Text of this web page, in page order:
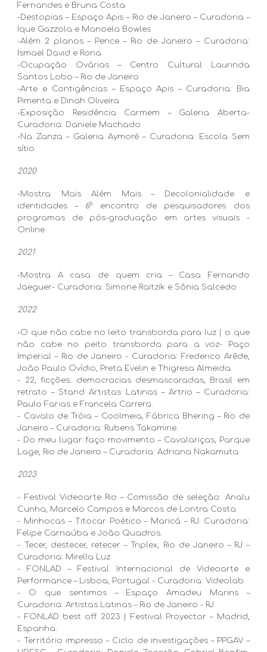
Fernandes e Bruna Costa
-Destopias – Espaço Apis – Rio de Janeiro – Curadoria –
Ique Gazzola e Manoela Bowles
-Além 2 planos – Pence – Rio de Janeiro – Curadoria:
Ismael David e Rona
-Ocupação Ovárias – Centro Cultural Laurinda
Santos Lobo – Rio de Janeiro
-Arte e Contigências – Espaço Apis – Curadoria: Bia
Pimenta e Dinah Oliveira
-Exposição Residência Carmem – Galeria Aberta-
Curadoria: Daniele Machado
-Na Zanza – Galeria Aymoré – Curadoria: Escola Sem
sítio
2020
-Mostra Mais Além Mais – Decolonialidade e
identidades – 6º encontro de pesquisadores dos
programas de pós-graduação em artes visuais -
Online
2021
-Mostra A casa de quem cria – Casa Fernando
Jaeguer- Curadoria: Simone Raitzik e Sônia Salcedo
2022
-O que não cabe no leito transborda para luz | o que
não cabe no peito transborda para a voz- Paço
Imperial – Rio de Janeiro - Curadoria: Frederico Arêde,
João Paulo Ovídio, Preta Evelin e Thigresa Almeida.
- 22, ficções: democracias desmascaradas, Brasil em
retrato – Stand Artistas Latinas – Artrio – Curadoria:
Paulo Farias e Francela Carrera.
- Cavalo de Tróia – Coolmeia, Fábrica Bhering – Rio de
Janeiro – Curadoria: Rubens Takamine.
- Do meu lugar faço movimento – Cavalariças, Parque
Lage, Rio de Janeiro – Curadoria: Adriana Nakamuta
2023
- Festival Videoarte Rio – Comissão de seleção: Analu
Cunha, Marcelo Campos e Marcos de Lontra Costa
- Minhocas – Titocar Poético – Maricá – RJ. Curadoria:
Felipe Carnaúba e João Quadros.
- Tecer, destecer, retecer – Triplex, Rio de Janeiro – RJ –
Curadoria: Mirella Luz
- FONLAD – Festival Internacional de Videoarte e
Performance – Lisboa, Portugal - Curadoria: Videolab
- O que sentimos – Espaço Amadeu Marins –
Curadoria: Artistas Latinas – Rio de Janeiro - RJ
- FONLAD best off 2023 | Festival Proyector – Madrid,
Espanha.
- Território impresso – Ciclo de investigações – PPGAV –